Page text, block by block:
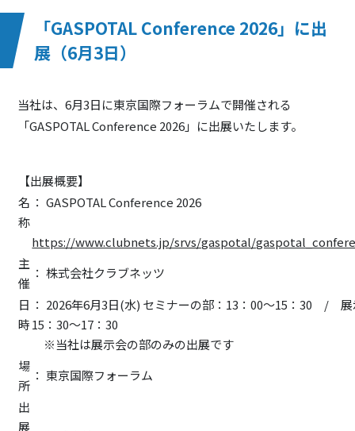
「GASPOTAL Conference 2026」に出
展（6月3日）
当社は、6月3日に東京国際フォーラムで開催される
「GASPOTAL Conference 2026」に出展いたします。
【出展概要】
名
称
： GASPOTAL Conference 2026
https://www.clubnets.jp/srvs/gaspotal/
主
催
： 株式会社クラブネッツ
日
時
： 2026年6月3日(水) セミナーの部：13：00～15：30 /
15：30～17：30
※当社は展示会の部のみの出展です
場
所
： 東京国際フォーラム
出
展